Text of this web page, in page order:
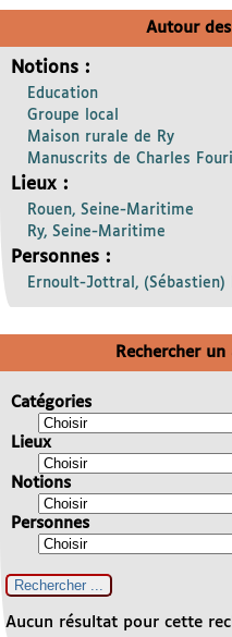
Autour
Notions :
Education
Groupe local
Maison rurale de Ry
Manuscrits de Charles
Lieux :
Rouen, Seine-Maritime
Ry, Seine-Maritime
Personnes :
Ernoult-Jottral, (Sébastien)
Rechercher
Catégories
Lieux
Notions
Personnes
Aucun résultat pour cette